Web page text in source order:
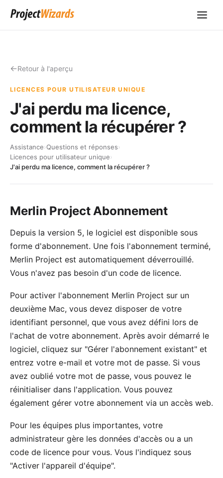
Retour à l'aperçu
LICENCES POUR UTILISATEUR UNIQUE
J'ai perdu ma licence,
comment la récupérer ?
Assistance›Questions et réponses›
Licences pour utilisateur unique›
J'ai perdu ma licence, comment la récupérer ?
Merlin Project Abonnement
Depuis la version 5, le logiciel est disponible sous
forme d'abonnement. Une fois l'abonnement terminé,
Merlin Project est automatiquement déverrouillé.
Vous n'avez pas besoin d'un code de licence.
Pour activer l'abonnement Merlin Project sur un
deuxième Mac, vous devez disposer de votre
identifiant personnel, que vous avez défini lors de
l'achat de votre abonnement. Après avoir démarré le
logiciel, cliquez sur "Gérer l'abonnement existant" et
entrez votre e-mail et votre mot de passe. Si vous
avez oublié votre mot de passe, vous pouvez le
réinitialiser dans l'application. Vous pouvez
également gérer votre abonnement via un accès web.
Pour les équipes plus importantes, votre
administrateur gère les données d'accès ou a un
code de licence pour vous. Vous l'indiquez sous
"Activer l'appareil d'équipe".